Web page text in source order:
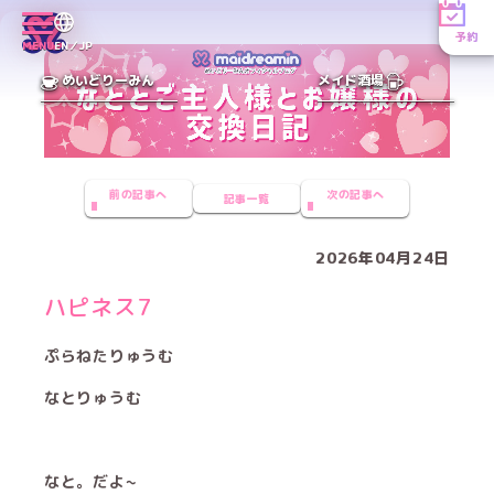
MENUEN／JP
予約
めいどりーみん メイド酒場
前の記事へ 記事一覧 次の記事へ
2026年04月24日
ハピネス7
ぷらねたりゅうむ
なとりゅうむ
なと。だよ~